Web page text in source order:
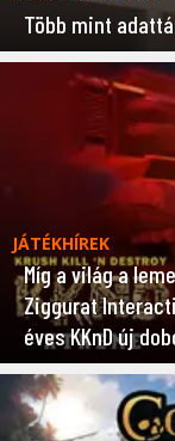
Több mint
JÁTÉKHÍREK
Míg a világ a
Ziggurat
éves KKnD új